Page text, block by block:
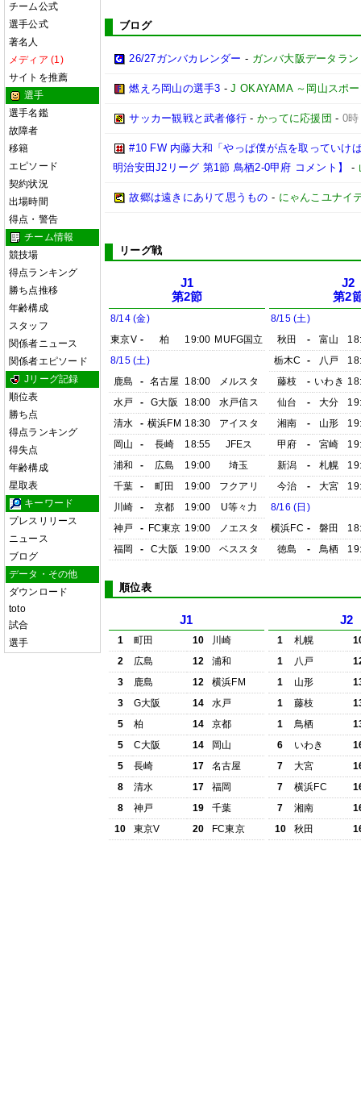
チーム公式
選手公式
著名人
メディア (1)
サイトを推薦
選手
選手名鑑
故障者
移籍
エピソード
契約状況
出場時間
得点・警告
チーム情報
競技場
得点ランキング
勝ち点推移
年齢構成
スタッフ
関係者ニュース
関係者エピソード
Jリーグ記録
順位表
勝ち点
得点ランキング
得失点
年齢構成
星取表
キーワード
プレスリリース
ニュース
ブログ
データ・その他
ダウンロード
toto
試合
選手
ブログ
26/27ガンバカレンダー - ガンバ大阪データラ
燃えろ岡山の選手3 -J OKAYAMA ～岡山スポ
サッカー観戦と武者修行 -かってに応援団 - 0時
#10 FW 内藤大和「やっぱ僕が点を取っていけ
明治安田J2リーグ 第1節 鳥栖2-0甲府 コメント】
-
故郷は遠きにありて思うもの - にゃんこユナイ
リーグ戦
J1
第2節
8/14 (金)
東京V - 柏 19:00 MUFG国立
8/15 (土)
鹿島
- 名古屋 18:00
メルスタ
水戸
- G大阪 18:00
水戸信ス
清水
- 横浜FM 18:30
アイスタ
岡山
- 長崎 18:55
JFEス
浦和
- 広島 19:00
埼玉
千葉
- 町田 19:00
フクアリ
川崎
- 京都 19:00
U等々力
神戸
- FC東京 19:00
ノエスタ
福岡
- C大阪 19:00 ベススタ
J2
第2
8/15 (土)
秋田
- 富山
栃木C
- 八戸
藤枝
- いわき
仙台
- 大分
湘南
- 山形
甲府
- 宮崎
新潟
- 札幌
今治
- 大宮
8/16 (日)
横浜FC - 磐田
徳島
- 鳥栖
順位表
J1
1 町田 10
川崎
2
広島 12
浦和
3
鹿島 12
横浜FM
3
G大阪 14
水戸
5
柏 14
京都
5
C大阪 14
岡山
5
長崎 17
名古屋
8
清水 17
福岡
8
神戸 19
千葉
10
東京V 20 FC東京
J2
1 札幌
1
八戸
1
山形
1
藤枝
1
鳥栖
6
いわき
7
大宮
7
横浜FC
7
湘南
10
秋田